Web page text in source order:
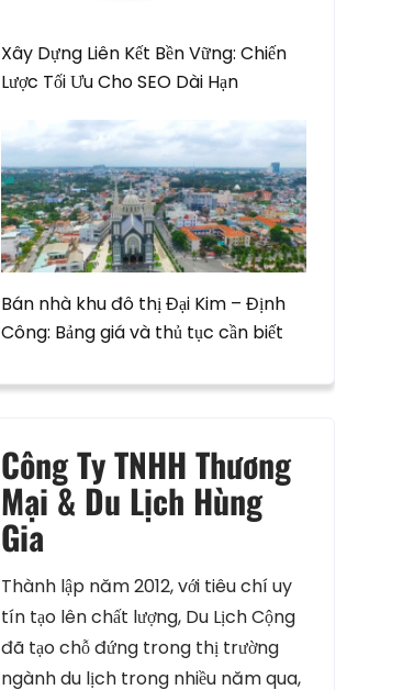
Xây Dựng Liên Kết Bền Vững: Chiến
Lược Tối Ưu Cho SEO Dài Hạn
Bán nhà khu đô thị Đại Kim – Định
Công: Bảng giá và thủ tục cần biết
Công Ty TNHH Thương
Mại & Du Lịch Hùng
Gia
Thành lập năm 2012, với tiêu chí uy
tín tạo lên chất lượng, Du Lịch Cộng
đã tạo chỗ đứng trong thị trường
ngành du lịch trong nhiều năm qua,